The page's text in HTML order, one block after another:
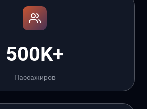
500K+
Пассажиров